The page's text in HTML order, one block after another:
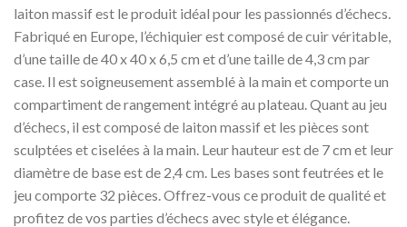
laiton massif est le produit idéal pour les passionnés d’échecs.
Fabriqué en Europe, l’échiquier est composé de cuir véritable,
d’une taille de 40 x 40 x 6,5 cm et d’une taille de 4,3 cm par
case. Il est soigneusement assemblé à la main et comporte un
compartiment de rangement intégré au plateau. Quant au jeu
d’échecs, il est composé de laiton massif et les pièces sont
sculptées et ciselées à la main. Leur hauteur est de 7 cm et leur
diamètre de base est de 2,4 cm. Les bases sont feutrées et le
jeu comporte 32 pièces. Offrez-vous ce produit de qualité et
profitez de vos parties d’échecs avec style et élégance.